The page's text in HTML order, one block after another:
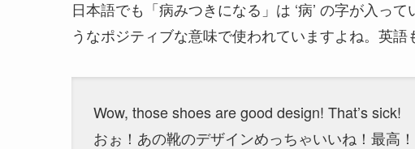
日本語でも「病みつきになる」は ‘病’ の字が入っ
うなポジティブな意味で使われていますよね。英語
Wow, those shoes are good design! That’s sick!
おぉ！あの靴のデザインめっちゃいいね！最高！